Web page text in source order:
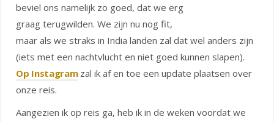
beviel ons namelijk zo goed, dat we erg
graag terugwilden. We zijn nu nog fit,
maar als we straks in India landen zal dat wel anders zijn
(iets met een nachtvlucht en niet goed kunnen slapen).
Op Instagramzal ik af en toe een update plaatsen over
onze reis.
Aangezien ik op reis ga, heb ik in de weken voordat we